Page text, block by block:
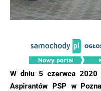
W dniu 5 czerwca
Aspirantów PSP w